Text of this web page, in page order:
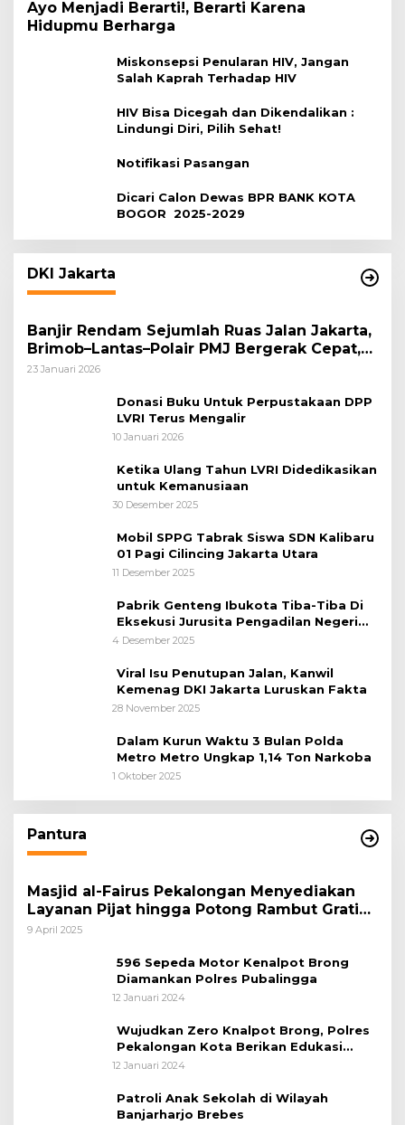
Ayo Menjadi Berarti!, Berarti Karena
Hidupmu Berharga
Miskonsepsi Penularan HIV, Jangan
Salah Kaprah Terhadap HIV
HIV Bisa Dicegah dan Dikendalikan :
Lindungi Diri, Pilih Sehat!
Notifikasi Pasangan
Dicari Calon Dewas BPR BANK KOTA
BOGOR 2025-2029
DKI Jakarta
Banjir Rendam Sejumlah Ruas Jalan Jakarta,
Brimob–Lantas–Polair PMJ Bergerak Cepat,
Polri Siagakan 128.247 Personel Secara
23 Januari 2026
Donasi Buku Untuk Perpustakaan DPP
LVRI Terus Mengalir
10 Januari 2026
Ketika Ulang Tahun LVRI Didedikasikan
untuk Kemanusiaan
30 Desember 2025
Mobil SPPG Tabrak Siswa SDN Kalibaru
01 Pagi Cilincing Jakarta Utara
11 Desember 2025
Pabrik Genteng Ibukota Tiba-Tiba Di
Eksekusi Jurusita Pengadilan Negeri
Tangerang, Diduga Cacat Hukum Sejak
4 Desember 2025
Viral Isu Penutupan Jalan, Kanwil
Kemenag DKI Jakarta Luruskan Fakta
28 November 2025
Dalam Kurun Waktu 3 Bulan Polda
Metro Metro Ungkap 1,14 Ton Narkoba
1 Oktober 2025
Pantura
Masjid al-Fairus Pekalongan Menyediakan
Layanan Pijat hingga Potong Rambut Gratis
bagi Pemudik Lebaran 2025
9 April 2025
596 Sepeda Motor Kenalpot Brong
Diamankan Polres Pubalingga
12 Januari 2024
Wujudkan Zero Knalpot Brong, Polres
Pekalongan Kota Berikan Edukasi
Kepada Pelajar
12 Januari 2024
Patroli Anak Sekolah di Wilayah
Banjarharjo Brebes